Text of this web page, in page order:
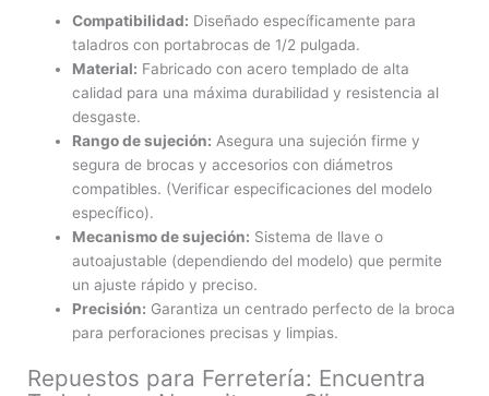
Compatibilidad: Diseñado específicamente para
taladros con portabrocas de 1/2 pulgada.
Material: Fabricado con acero templado de alta
calidad para una máxima durabilidad y resistencia al
desgaste.
Rango de sujeción: Asegura una sujeción firme y
segura de brocas y accesorios con diámetros
compatibles. (Verificar especificaciones del modelo
específico).
Mecanismo de sujeción: Sistema de llave o
autoajustable (dependiendo del modelo) que permite
un ajuste rápido y preciso.
Precisión: Garantiza un centrado perfecto de la broca
para perforaciones precisas y limpias.
Repuestos para Ferretería: Encuentra